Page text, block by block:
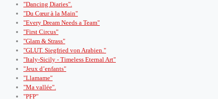
"Dancing Diaries".
"Du Cœur à la Main"
"Every Dream Needs a Team"
"First Circus"
"Glam & Strass"
"GLUT. Siegfried von Arabien."
"Italy-Sicily - Timeless Eternal Art"
"Jeux d’enfants"
"Llamame"
"Ma vallée".
"PFP"